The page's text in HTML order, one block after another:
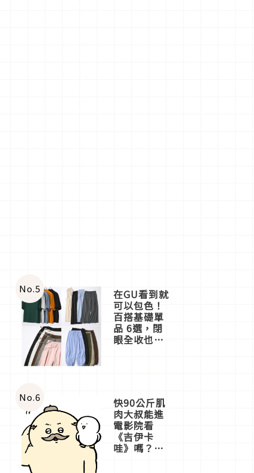
No.5 在GU看到就
可以包色！
百搭基礎單
品 6選，閉
眼全收也不
No.6 快90公斤肌
肉大叔能進
電影院看
《吉伊卡
哇》嗎？日